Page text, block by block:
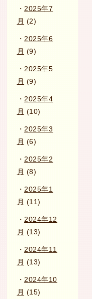
2025年7
月 (2)
2025年6
月 (9)
2025年5
月 (9)
2025年4
月 (10)
2025年3
月 (6)
2025年2
月 (8)
2025年1
月 (11)
2024年12
月 (13)
2024年11
月 (13)
2024年10
月 (15)